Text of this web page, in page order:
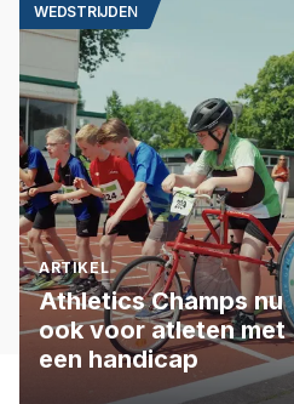
WEDSTRIJDEN
ARTIKEL
Athletics Champs nu
ook voor atleten met
een handicap